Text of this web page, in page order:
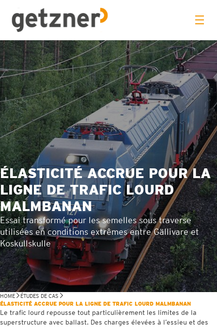
ÉLASTICITÉ ACCRUE POUR LA
LIGNE DE TRAFIC LOURD
MALMBANAN
Essai transformé pour les semelles sous traverse
utilisées en conditions extrêmes entre Gällivare et
Koskullskulle
HOME
ÉTUDES DE CAS
ÉLASTICITÉ ACCRUE POUR LA LIGNE DE TRAFIC LOURD MALMBANAN
Le trafic lourd repousse tout particulièrement les limites de la
superstructure avec ballast. Des charges élevées à l’essieu et des